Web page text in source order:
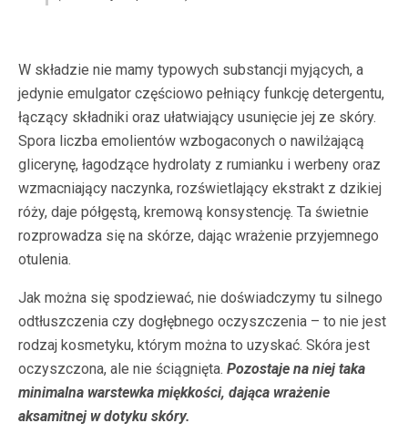
W składzie nie mamy typowych substancji myjących, a
jedynie emulgator częściowo pełniący funkcję detergentu,
łączący składniki oraz ułatwiający usunięcie jej ze skóry.
Spora liczba emolientów wzbogaconych o nawilżającą
glicerynę, łagodzące hydrolaty z rumianku i werbeny oraz
wzmacniający naczynka, rozświetlający ekstrakt z dzikiej
róży, daje półgęstą, kremową konsystencję. Ta świetnie
rozprowadza się na skórze, dając wrażenie przyjemnego
otulenia.
Jak można się spodziewać, nie doświadczymy tu silnego
odtłuszczenia czy dogłębnego oczyszczenia – to nie jest
rodzaj kosmetyku, którym można to uzyskać. Skóra jest
oczyszczona, ale nie ściągnięta. Pozostaje na niej taka
minimalna warstewka miękkości, dająca wrażenie
aksamitnej w dotyku skóry.